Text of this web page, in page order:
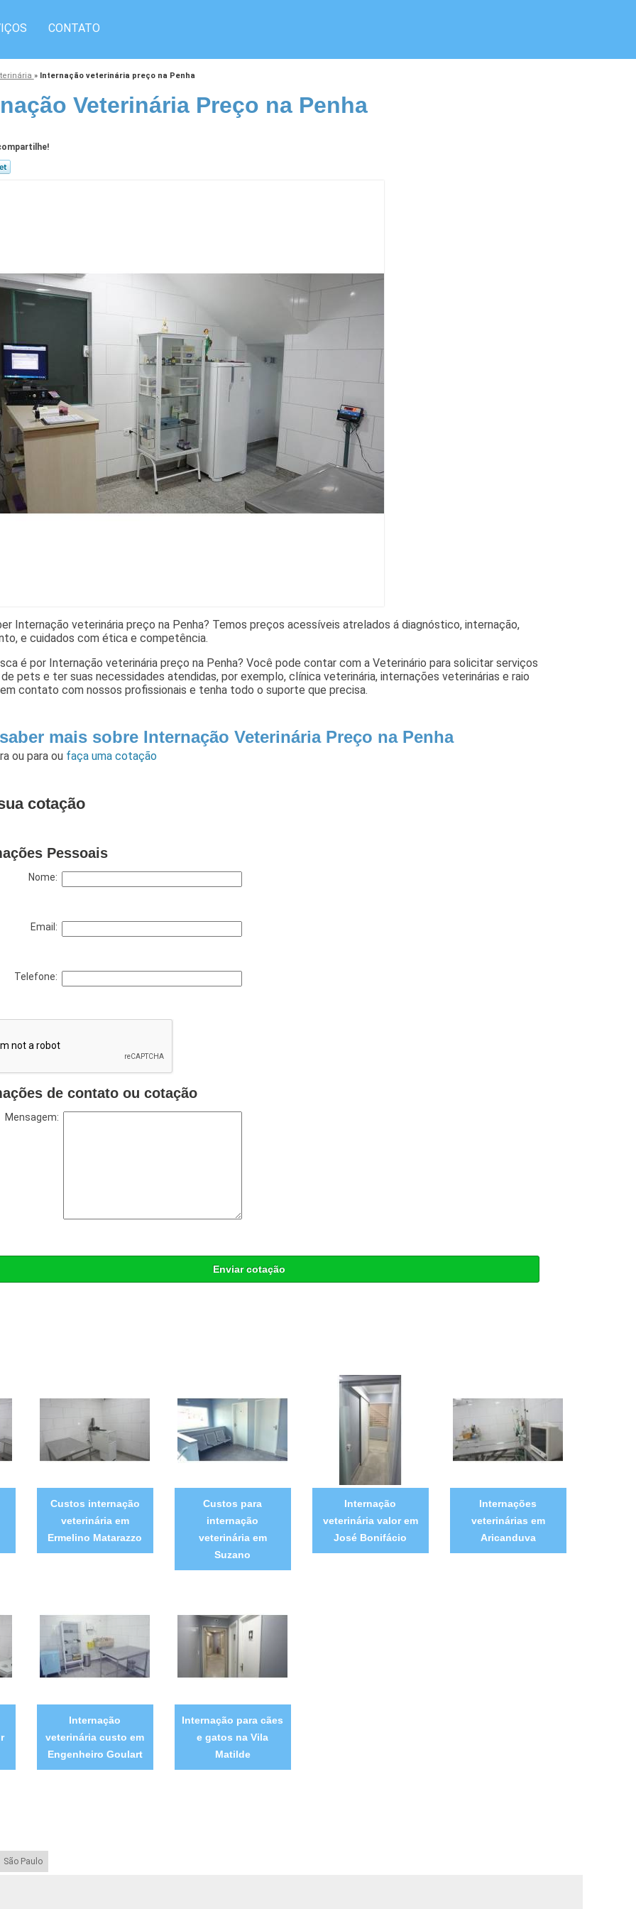
CONTATO
» Internação veterinária preço na Penha
Veterinária Preço na Penha
Internação veterinária preço na Penha? Temos preços acessíveis atrelados á diagnóstico, internação,
e cuidados com ética e competência.
é por Internação veterinária preço na Penha? Você pode contar com a Veterinário para solicitar serviços
pets e ter suas necessidades atendidas, por exemplo, clínica veterinária, internações veterinárias e raio
contato com nossos profissionais e tenha todo o suporte que precisa.
mais sobre Internação Veterinária Preço na Penha
ou paraou faça uma cotação
cotação
Pessoais
Nome:
Email:
Telefone:
de contato ou cotação
Mensagem:
Enviar cotação
Custos internação
veterinária em
Ermelino Matarazzo
Custos para
internação
veterinária em
Suzano
Internação
veterinária valor em
José Bonifácio
Internações
veterinárias em
Aricanduva
Internação
veterinária custo em
Engenheiro Goulart
Internação para cães
e gatos na Vila
Matilde
São Paulo